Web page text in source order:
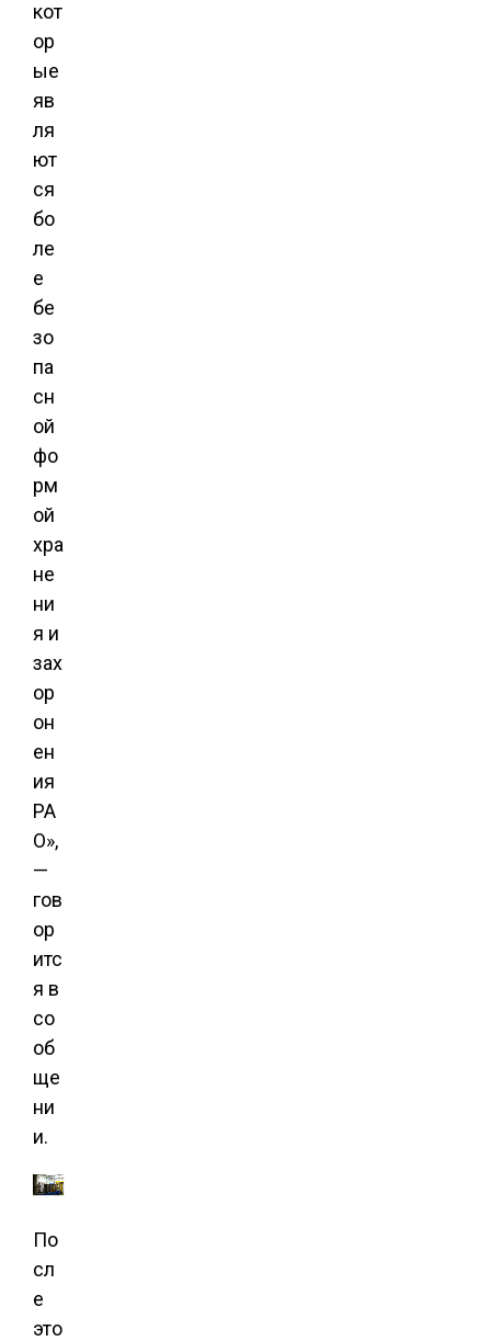
кот
ор
ые
яв
ля
ют
ся
бо
ле
е
бе
зо
па
сн
ой
фо
рм
ой
хра
не
ни
я и
зах
ор
он
ен
ия
РА
О»,
—
гов
ор
итс
я в
со
об
ще
ни
и.
По
сл
е
это